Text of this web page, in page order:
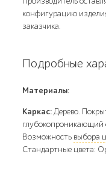
конфигурацию
заказчика.
Подробные
Материалы:
Каркас:Дерево.
глубокопроникающий
Возможность выбора
Стандартные цвета: